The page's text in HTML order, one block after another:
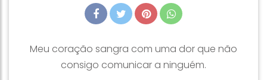
Meu coração sangra com uma dor que não
consigo comunicar a ninguém.